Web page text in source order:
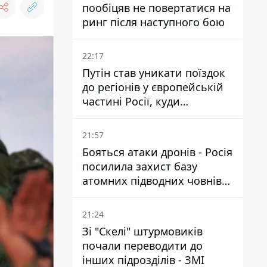
пообіцяв не повертатися на
ринг після наступного бою
22:17
Путін став уникати поїздок
до регіонів у європейській
частині Росії, куди
регулярно долітають дрони
21:57
Бояться атаки дронів - Росія
посилила захист базу
атомних підводних човнів
за 7400 км від України
21:24
Зі "Скелі" штурмовиків
почали переводити до
інших підрозділів - ЗМІ